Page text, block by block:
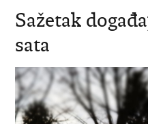
Sažetak
sata